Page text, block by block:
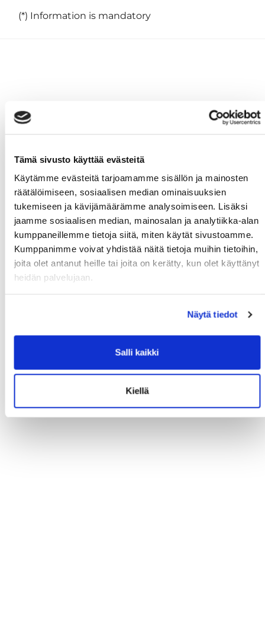
Tämä sivusto käyttää evästeitä
Käytämme evästeitä tarjoamamme sisällön ja mainosten
räätälöimiseen, sosiaalisen median ominaisuuksien
tukemiseen ja kävijämäärämme analysoimiseen. Lisäksi
jaamme sosiaalisen median, mainosalan ja analytiikka-alan
kumppaneillemme tietoja siitä, miten käytät sivustoamme.
Kumppanimme voivat yhdistää näitä tietoja muihin tietoihin,
joita olet antanut heille tai joita on kerätty, kun olet käyttänyt
heidän palvelujaan.
Näytä tiedot
Salli kaikki
Kiellä
(*) Information is mandatory